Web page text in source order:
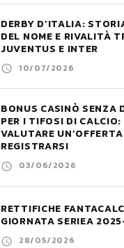
DERBY D’ITALIA:
DEL NOME E RIVALITÀ
JUVENTUS E INTER
10/07/2026
BONUS CASINÒ SENZA
PER I TIFOSI DI CALCIO:
VALUTARE
REGISTRARSI
03/06/2026
RETTIFICHE
GIORNATA SERIEA
28/05/2026